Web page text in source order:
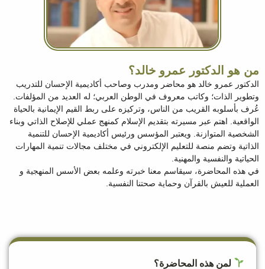
من هو الدكتور عمرو خالد؟
الدكتور عمرو خالد هو محاضر ومدرب وصاحب أكاديمية الإحسان للتدريب
وتطوير الذات؛ وكاتب معروف في الوطن العربي؛ له العديد من المؤلفات.
عُرف بأسلوبه القريب من الناس، وتركيزه على ربط القيم الإيمانية بالحياة
الواقعية. اهتم عبر مسيرته بتقديم الإسلام كمنهج عملي للإصلاح الذاتي وبناء
الشخصية المتوازنة. ويعتبر المؤسس ورئيس أكاديمية الإحسان للتنمية
الذاتية وتضم منصة للتعليم الإلكتروني في مختلف مجالات تنمية المهارات
الحياتية والنفسية والمهنية.
في هذه المحاضرة، سيقاسم معنا خبرته وعلمه بعض الأسس المنهجية و
العملية للعيش بالقرآن وحماية صحتنا النفسية.
لمن هذه المحاضرة؟